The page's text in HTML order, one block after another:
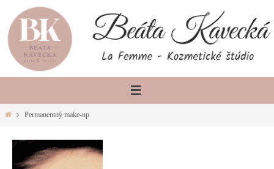
content
HomePermanentný make-up